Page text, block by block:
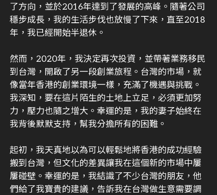
了方向，並於2016年達到了發展的高峰。隨著公司
穩步成長，我的生活步伐也放慢了下來，直至2018
年，我已經開始半退休。
然而，2020年，我決定再次投資，並帶著業務移民
到台灣，開啟了另一段創業旅程。台灣的市場，就
像當年香港的創業環境一樣，充滿了機遇與挑戰。
我深知，要在這片陌生的土地上立足，必須更加努
力，壓力也隨之增大。幸運的是，我的妻子始終在
我背後默默支持，幫我分擔所有的困難。
起初，我天真地以為可以輕鬆地將香港的成功經驗
搬到台灣，但文化的差異讓我在這個新的市場中屢
屢碰壁。幸運的是，我結識了不少台灣的朋友，他
們給了我寶貴的建議，告訴我在台灣做生意需要調